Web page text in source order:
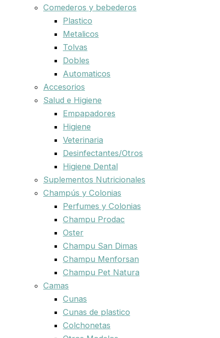
Comederos y bebederos
Plastico
Metalicos
Tolvas
Dobles
Automaticos
Accesorios
Salud e Higiene
Empapadores
Higiene
Veterinaria
Desinfectantes/Otros
Higiene Dental
Suplementos Nutricionales
Champús y Colonias
Perfumes y Colonias
Champu Prodac
Oster
Champu San Dimas
Champu Menforsan
Champu Pet Natura
Camas
Cunas
Cunas de plastico
Colchonetas